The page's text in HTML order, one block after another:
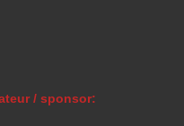
/ sponsor: